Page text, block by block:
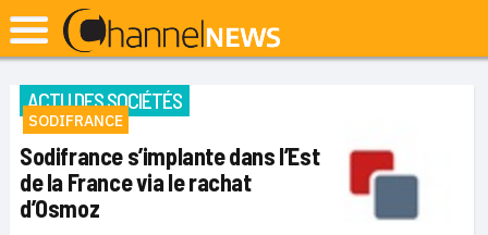
ACTU DES SOCIÉTÉS
SODIFRANCE
Sodifrance s’implante dans l’Est
de la France via le rachat
d’Osmoz